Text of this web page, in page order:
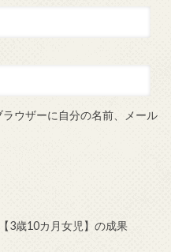
ウザーに自分の名前、メール
3歳10カ月女児】の成果